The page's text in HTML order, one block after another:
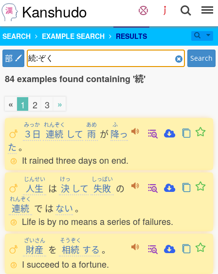
Kanshudo
SEARCH EXAMPLE SEARCH RESULTS
部 Search
84 examples found containing '続'
« 1 2 3 »
みっか
３日
れんぞく
連続 して
あめ
雨 が
ふ
降っ
た。
It rained three days on end.
じんせい
人生 は
けっ
決 して
しっぱい
失敗 の
れんぞく
連続 で は ない。
Life is by no means a series of failures.
ざいさん
財産 を
そうぞく
相続 する 。
I succeed to a fortune.